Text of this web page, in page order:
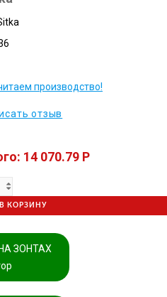
производство!
отзыв
14 070.79 P
В КОРЗИНУ
ЗОНТАХ